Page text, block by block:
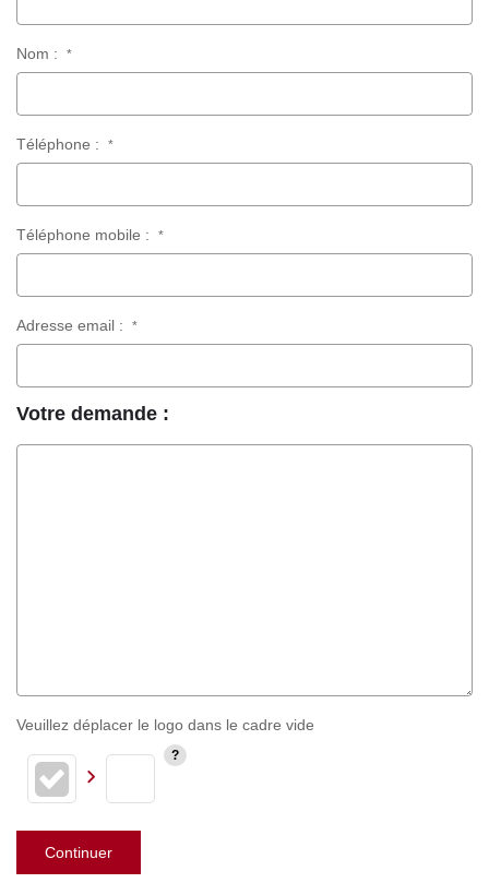
Nom : *
Téléphone : *
Téléphone mobile : *
Adresse email : *
Votre demande :
Veuillez déplacer le logo dans le cadre vide
Continuer